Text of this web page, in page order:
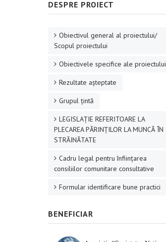
DESPRE PROIECT
Obiectivul general al proiectului/
Scopul proiectului
Obiectivele specifice ale proiectului
Rezultate aşteptate
Grupul ţintă
LEGISLAȚIE REFERITOARE LA
PLECAREA PĂRINȚILOR LA MUNCĂ ÎN
STRĂINĂTATE
Cadru legal pentru înființarea
consiliilor comunitare consultative
Formular identificare bune practici
BENEFICIAR